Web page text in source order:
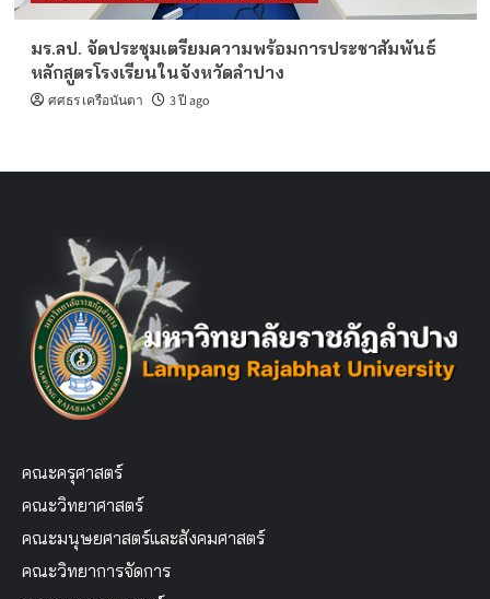
มร.ลป. จัดประชุมเตรียมความพร้อมการประชาสัมพันธ์
หลักสูตรโรงเรียนในจังหวัดลำปาง
ศศธร เครือนันตา 3 ปี ago
คณะครุศาสตร์
คณะวิทยาศาสตร์
คณะมนุษยศาสตร์และสังคมศาสตร์
คณะวิทยาการจัดการ